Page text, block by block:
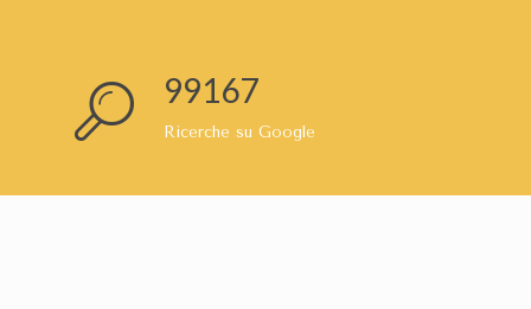
106667
Ricerche su Google